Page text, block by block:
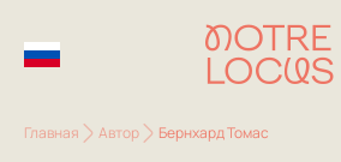
Главная Автор Бернхард Томас